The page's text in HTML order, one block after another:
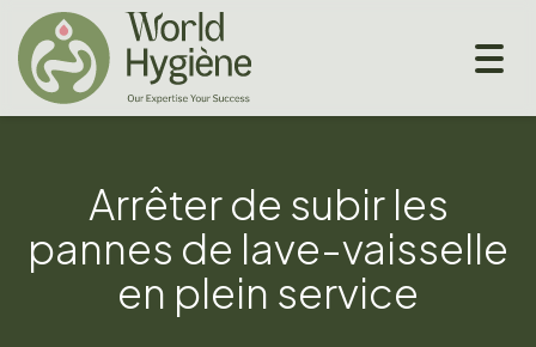
Arrêter de subir les
pannes de lave-vaisselle
en plein service